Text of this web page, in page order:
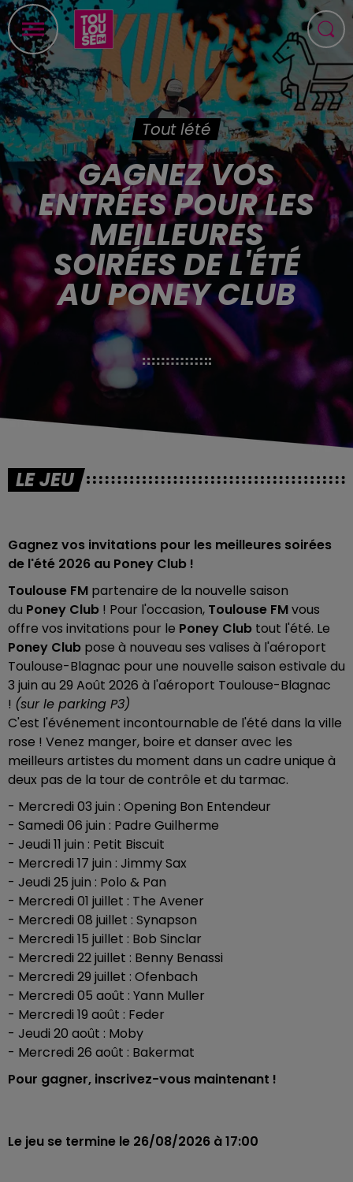
Tout lété
GAGNEZ VOS
ENTRÉES POUR LES
MEILLEURES
SOIRÉES DE L'ÉTÉ
AU PONEY CLUB
LE JEU
Gagnez vos invitations pour les meilleures soirées
de l'été 2026 au Poney Club !
Toulouse FM partenaire de la nouvelle saison
du Poney Club ! Pour l'occasion, Toulouse FMvous
offre vos invitations pour le Poney Club tout l'été. Le
Poney Club pose à nouveau ses valises à l'aéroport
Toulouse-Blagnac pour une nouvelle saison estivale du
3 juin au 29 Août 2026 à l'aéroport Toulouse-Blagnac
! (sur le parking P3)
C'est l'événement incontournable de l'été dans la ville
rose ! Venez manger, boire et danser avec les
meilleurs artistes du moment dans un cadre unique à
deux pas de la tour de contrôle et du tarmac.
- Mercredi 03 juin : Opening Bon Entendeur
- Samedi 06 juin : Padre Guilherme
- Jeudi 11 juin : Petit Biscuit
- Mercredi 17 juin : Jimmy Sax
- Jeudi 25 juin : Polo & Pan
- Mercredi 01 juillet : The Avener
- Mercredi 08 juillet : Synapson
- Mercredi 15 juillet : Bob Sinclar
- Mercredi 22 juillet : Benny Benassi
- Mercredi 29 juillet : Ofenbach
- Mercredi 05 août : Yann Muller
- Mercredi 19 août : Feder
- Jeudi 20 août : Moby
- Mercredi 26 août : Bakermat
Pour gagner, inscrivez-vous maintenant !
Le jeu se termine le 26/08/2026 à 17:00